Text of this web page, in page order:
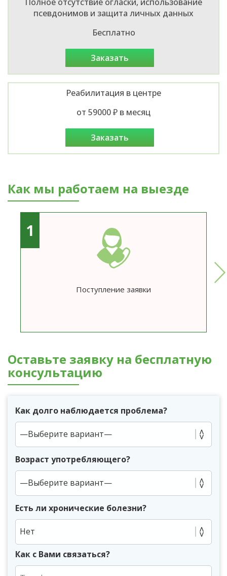
псевдонимов и защита личных данных
Бесплатно
заказать
Реабилитация в центре
от 59000 ₽ в месяц
заказать
Как мы работаем на выезде
1
Поступление заявки
Оставьте заявку на бесплатную
консультацию
Как долго наблюдается проблема?
Возраст употребляющего?
Есть ли хронические болезни?
Нет
Как с Вами связаться?